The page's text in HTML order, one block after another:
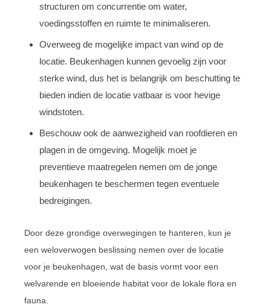
structuren om concurrentie om water,
voedingsstoffen en ruimte te minimaliseren.
Overweeg de mogelijke impact van wind op de
locatie. Beukenhagen kunnen gevoelig zijn voor
sterke wind, dus het is belangrijk om beschutting te
bieden indien de locatie vatbaar is voor hevige
windstoten.
Beschouw ook de aanwezigheid van roofdieren en
plagen in de omgeving. Mogelijk moet je
preventieve maatregelen nemen om de jonge
beukenhagen te beschermen tegen eventuele
bedreigingen.
Door deze grondige overwegingen te hanteren, kun je
een weloverwogen beslissing nemen over de locatie
voor je beukenhagen, wat de basis vormt voor een
welvarende en bloeiende habitat voor de lokale flora en
fauna.